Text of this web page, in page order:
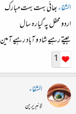
الشفاءبھائی بہت بہت مبارک
اردو محفل پہ گیارہ سال
جیتے رہیے شاد و آباد رہیے آمین
1
الشفاء
لائبریرین